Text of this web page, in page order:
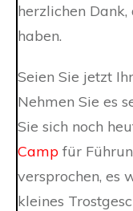
herzlichen
haben.
Seien Sie jetzt
Nehmen Sie es
Sie sich noch
Camp für
versprochen, es
kleines